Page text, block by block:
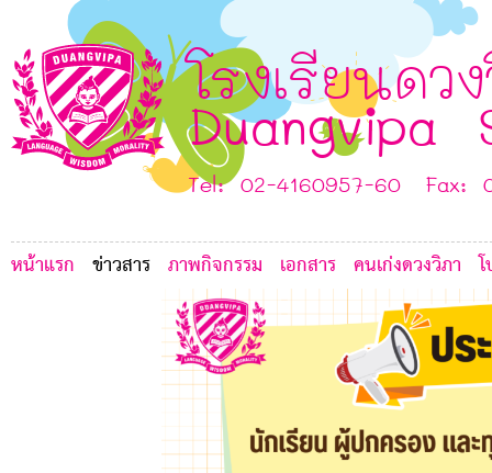
โรงเรียนดว
Duangvipa
Tel: 02-4160957-60 Fax:
หน้าแรก ข่าวสาร ภาพกิจกรรม เอกสาร คนเก่งดวงวิภา
G H
F
A
I